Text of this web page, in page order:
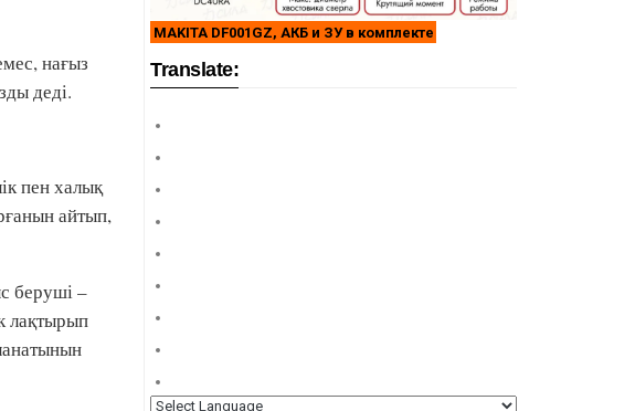
нағыз
деді.
пен халық
айтып,
беруші –
лақтырып
MAKITA DF001GZ, АКБ и ЗУ в комплекте
Translate: